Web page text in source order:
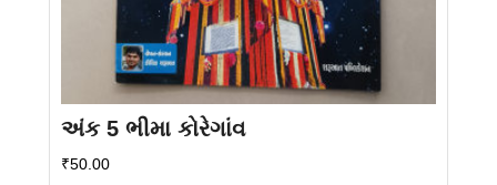
અંક 5 ભીમા કોરેગાંવ
₹50.00